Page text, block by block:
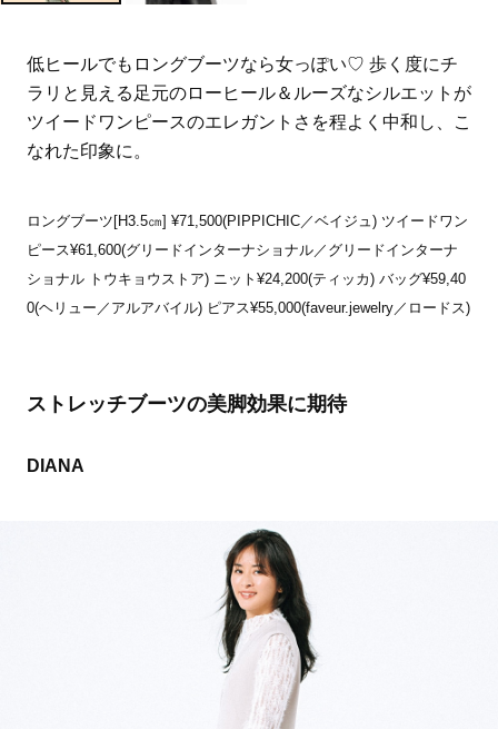
低ヒールでもロングブーツなら女っぽい♡ 歩く度にチ
ラリと見える足元のローヒール＆ルーズなシルエットが
ツイードワンピースのエレガントさを程よく中和し、こ
なれた印象に。
ロングブーツ[H3.5㎝] ¥71,500(PIPPICHIC／ベイジュ) ツイードワン
ピース¥61,600(グリードインターナショナル／グリードインターナ
ショナル トウキョウストア) ニット¥24,200(ティッカ) バッグ¥59,40
0(ヘリュー／アルアバイル) ピアス¥55,000(faveur.jewelry／ロードス)
ストレッチブーツの美脚効果に期待
DIANA